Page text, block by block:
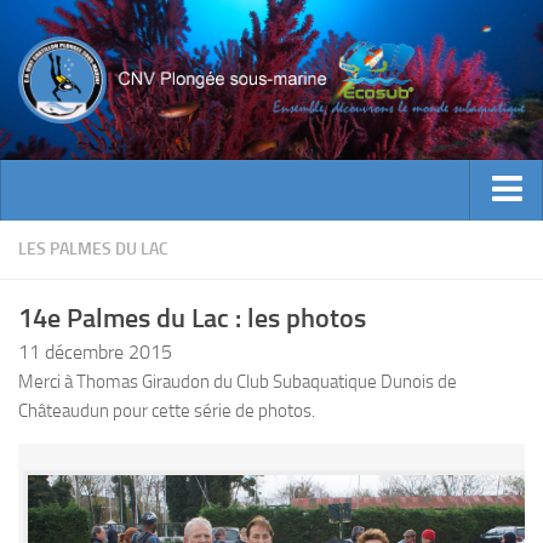
ACTUALITES
INFOS CNV
Bienvenue
Contacts
Encadrement
Historique
LES PALMES DU LAC
14e Palmes du Lac : les photos
11 décembre 2015
Merci à Thomas Giraudon du Club Subaquatique Dunois de
Châteaudun pour cette série de photos.